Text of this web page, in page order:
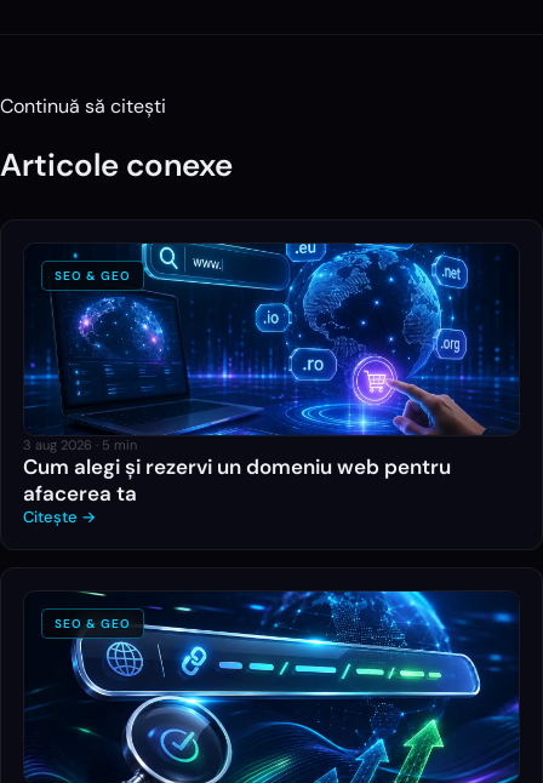
Continuă să citești
Articole conexe
SEO & GEO
3 aug 2026 · 5 min
Cum alegi și rezervi un domeniu web pentru
afacerea ta
Citește →
SEO & GEO